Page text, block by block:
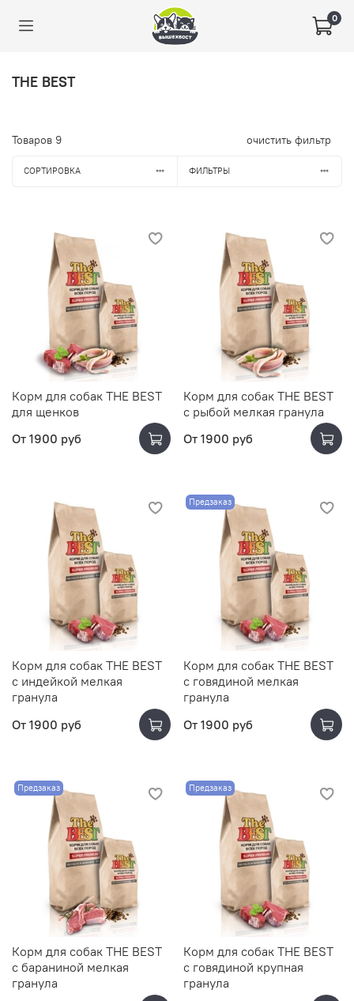
0
THE BEST
Товаров 9 очистить фильтр
СОРТИРОВКА ФИЛЬТРЫ
Корм для собак THE BEST
для щенков
От 1900 руб
Корм для собак THE BEST
с рыбой мелкая гранула
От 1900 руб
Корм для собак THE BEST
с индейкой мелкая
гранула
От 1900 руб
Предзаказ
Корм для собак THE BEST
с говядиной мелкая
гранула
От 1900 руб
Предзаказ
Корм для собак THE BEST
с бараниной мелкая
гранула
Предзаказ
Корм для собак THE BEST
с говядиной крупная
гранула